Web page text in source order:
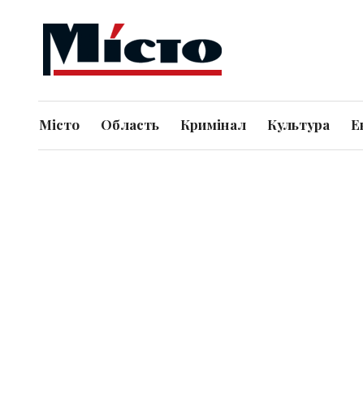
Місто Область Кримінал Культура